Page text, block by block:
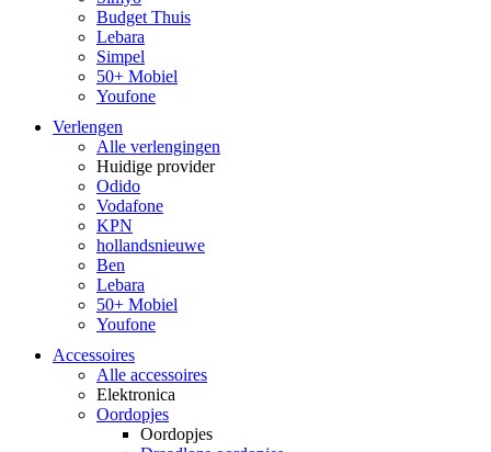
Budget Thuis
Lebara
Simpel
50+ Mobiel
Youfone
Verlengen
Alle verlengingen
Huidige provider
Odido
Vodafone
KPN
hollandsnieuwe
Ben
Lebara
50+ Mobiel
Youfone
Accessoires
Alle accessoires
Elektronica
Oordopjes
Oordopjes